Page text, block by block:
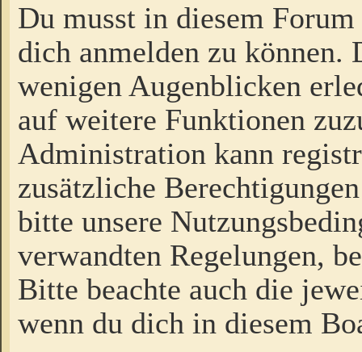
Du musst in diesem
dich anmelden zu
wenigen Augenblicken
auf weitere Funktionen
Administration kann
zusätzliche
bitte unsere
verwandten Regelungen,
Bitte beachte auch die
wenn du dich in diesem